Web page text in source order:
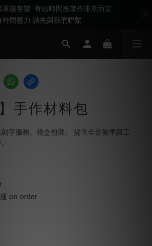
手作材料包
字服務。禮盒包裝。 提供全套教學與工
on order
單後客製 寄出時間按製作排期而定
時間壓力 請先與我們聯繫